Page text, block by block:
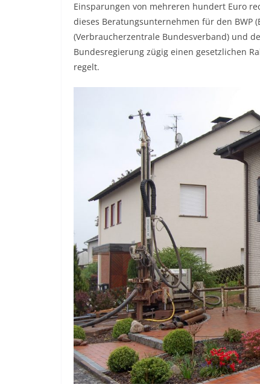
Einsparungen von mehreren hundert Euro
dieses Beratungsunternehmen für den BWP
(Verbraucherzentrale Bundesverband) und
Bundesregierung zügig einen gesetzlichen
regelt.